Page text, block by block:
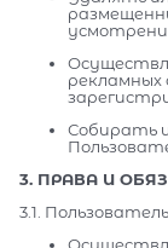
рекламных
Собирать
3. ПРАВА И
3.1.